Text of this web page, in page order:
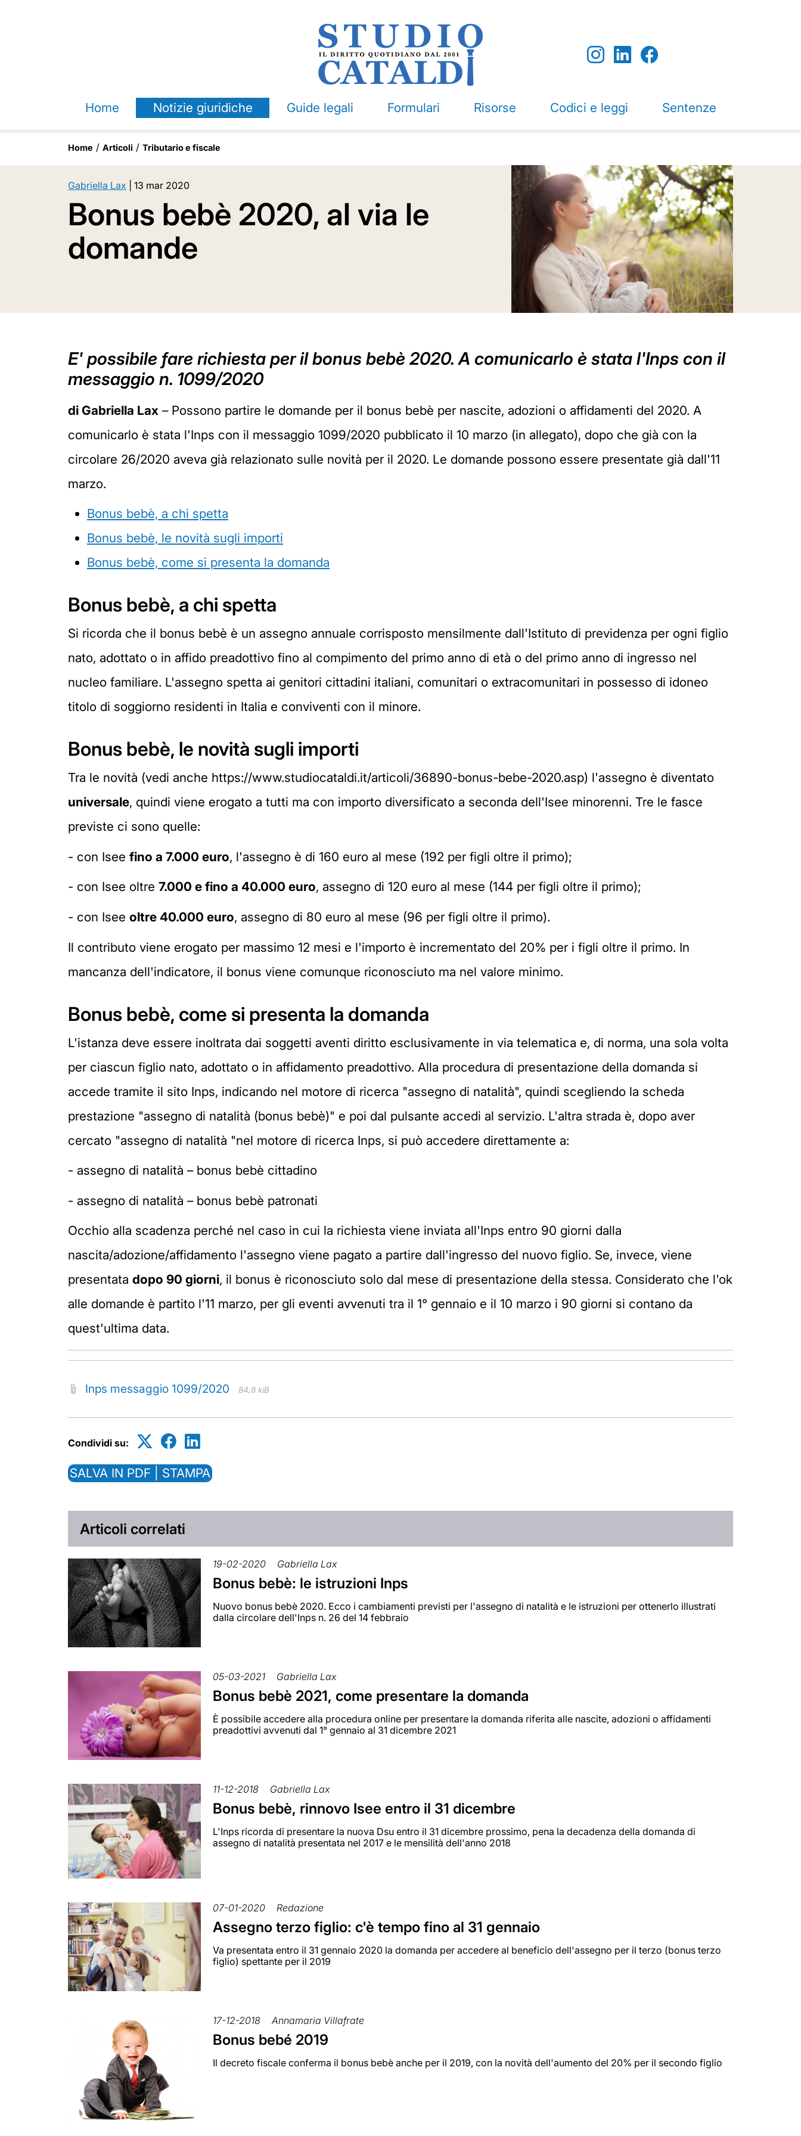
Home Notizie giuridiche Guide legali Formulari Risorse Codici e leggi Sentenze
Home Articoli Tributario e fiscale
Gabriella Lax 13 mar 2020
Bonus bebè 2020, al via le
domande
E' possibile fare richiesta per il bonus bebè 2020. A comunicarlo è stata l'Inps con il
messaggio n. 1099/2020
di Gabriella Lax – Possono partire le domande per il bonus bebè per nascite, adozioni o affidamenti del 2020. A
comunicarlo è stata l'Inps con il messaggio 1099/2020 pubblicato il 10 marzo (in allegato), dopo che già con la
circolare 26/2020 aveva già relazionato sulle novità per il 2020. Le domande possono essere presentate già dall'11
marzo.
Bonus bebè, a chi spetta
Bonus bebè, le novità sugli importi
Bonus bebè, come si presenta la domanda
Bonus bebè, a chi spetta
Si ricorda che il bonus bebè è un assegno annuale corrisposto mensilmente dall'Istituto di previdenza per ogni figlio
nato, adottato o in affido preadottivo fino al compimento del primo anno di età o del primo anno di ingresso nel
nucleo familiare. L'assegno spetta ai genitori cittadini italiani, comunitari o extracomunitari in possesso di idoneo
titolo di soggiorno residenti in Italia e conviventi con il minore.
Bonus bebè, le novità sugli importi
Tra le novità (vedi anche https://www.studiocataldi.it/articoli/36890-bonus-bebe-2020.asp) l'assegno è diventato
universale, quindi viene erogato a tutti ma con importo diversificato a seconda dell'Isee minorenni. Tre le fasce
previste ci sono quelle:
- con Isee fino a 7.000 euro, l'assegno è di 160 euro al mese (192 per figli oltre il primo);
- con Isee oltre 7.000 e fino a 40.000 euro, assegno di 120 euro al mese (144 per figli oltre il primo);
- con Isee oltre 40.000 euro, assegno di 80 euro al mese (96 per figli oltre il primo).
Il contributo viene erogato per massimo 12 mesi e l'importo è incrementato del 20% per i figli oltre il primo. In
mancanza dell'indicatore, il bonus viene comunque riconosciuto ma nel valore minimo.
Bonus bebè, come si presenta la domanda
L'istanza deve essere inoltrata dai soggetti aventi diritto esclusivamente in via telematica e, di norma, una sola volta
per ciascun figlio nato, adottato o in affidamento preadottivo. Alla procedura di presentazione della domanda si
accede tramite il sito Inps, indicando nel motore di ricerca "assegno di natalità", quindi scegliendo la scheda
prestazione "assegno di natalità (bonus bebè)" e poi dal pulsante accedi al servizio. L'altra strada è, dopo aver
cercato "assegno di natalità "nel motore di ricerca Inps, si può accedere direttamente a:
- assegno di natalità – bonus bebè cittadino
- assegno di natalità – bonus bebè patronati
Occhio alla scadenza perché nel caso in cui la richiesta viene inviata all'Inps entro 90 giorni dalla
nascita/adozione/affidamento l'assegno viene pagato a partire dall'ingresso del nuovo figlio. Se, invece, viene
presentata dopo 90 giorni, il bonus è riconosciuto solo dal mese di presentazione della stessa. Considerato che l'ok
alle domande è partito l'11 marzo, per gli eventi avvenuti tra il 1° gennaio e il 10 marzo i 90 giorni si contano da
quest'ultima data.
Inps messaggio 1099/2020 84,8 kiB
Condividi su:
SALVA IN PDF | STAMPA
Articoli correlati
19-02-2020 Gabriella Lax
Bonus bebè: le istruzioni Inps
Nuovo bonus bebè 2020. Ecco i cambiamenti previsti per l'assegno di natalità e le istruzioni per ottenerlo illustrati
dalla circolare dell'Inps n. 26 del 14 febbraio
05-03-2021 Gabriella Lax
Bonus bebè 2021, come presentare la domanda
È possibile accedere alla procedura online per presentare la domanda riferita alle nascite, adozioni o affidamenti
preadottivi avvenuti dal 1° gennaio al 31 dicembre 2021
11-12-2018 Gabriella Lax
Bonus bebè, rinnovo Isee entro il 31 dicembre
L'Inps ricorda di presentare la nuova Dsu entro il 31 dicembre prossimo, pena la decadenza della domanda di
assegno di natalità presentata nel 2017 e le mensilità dell'anno 2018
07-01-2020 Redazione
Assegno terzo figlio: c'è tempo fino al 31 gennaio
Va presentata entro il 31 gennaio 2020 la domanda per accedere al beneficio dell'assegno per il terzo (bonus terzo
figlio) spettante per il 2019
17-12-2018 Annamaria Villafrate
Bonus bebé 2019
Il decreto fiscale conferma il bonus bebè anche per il 2019, con la novità dell'aumento del 20% per il secondo figlio